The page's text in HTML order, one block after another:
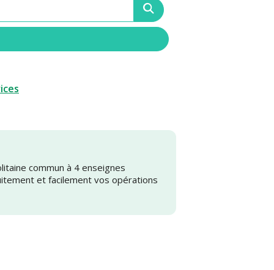
commun à 4 enseignes
et facilement vos opérations